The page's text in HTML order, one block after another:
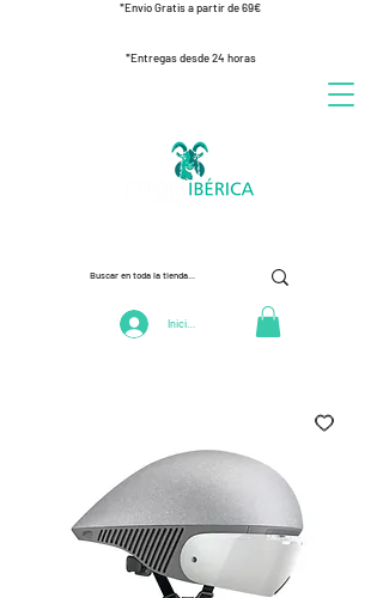
*Envío Gratis a partir de 69€
*Entregas desde 24 horas
Iniciar Sesión